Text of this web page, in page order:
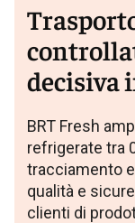
decisiva
BRT Fresh
refrigerate tra
tracciamento
qualità e
clienti di